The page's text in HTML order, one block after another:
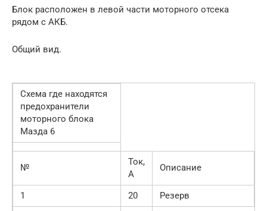
Блок расположен в левой части моторного отсека
рядом с АКБ.
Общий вид.
Схема где находятся
предохранители
моторного блока
Мазда 6
№
Ток,
А
Описание
1 20
Резерв